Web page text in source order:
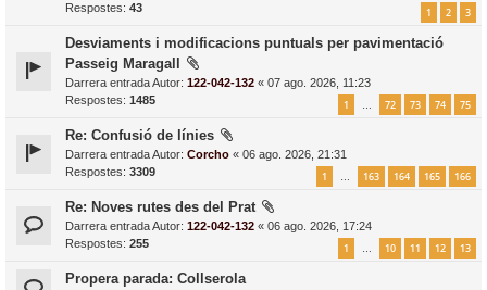
Respostes: 43 1 2 3
Desviaments i modificacions puntuals per pavimentació
Passeig Maragall
Darrera entrada Autor: 122-042-132 « 07 ago. 2026, 11:23
Respostes: 1485 1 … 72 73 74 75
Re: Confusió de línies
Darrera entrada Autor: Corcho « 06 ago. 2026, 21:31
Respostes: 3309 1 … 163 164 165 166
Re: Noves rutes des del Prat
Darrera entrada Autor: 122-042-132 « 06 ago. 2026, 17:24
Respostes: 255 1 … 10 11 12 13
Propera parada: Collserola